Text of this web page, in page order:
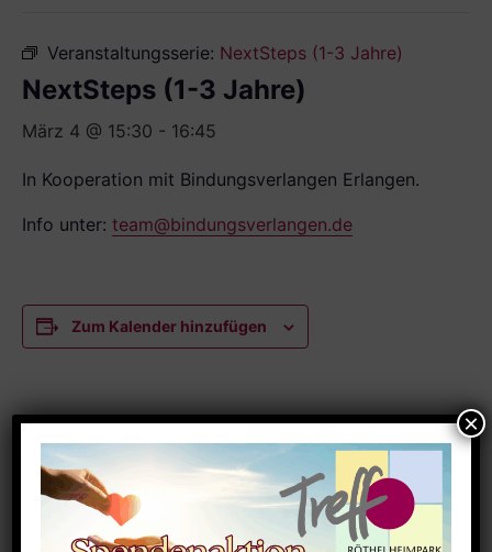
Veranstaltungsserie: NextSteps (1-3 Jahre)
NextSteps (1-3 Jahre)
März 4 @ 15:30 - 16:45
In Kooperation mit Bindungsverlangen Erlangen.
Info unter: team@bindungsverlangen.de
Zum Kalender hinzufügen
DETAILS
Datum:
März 4
15:30 - 16:45